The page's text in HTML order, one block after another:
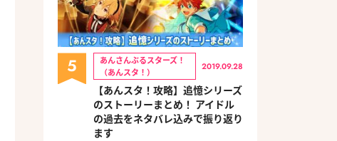
5
あんさんぶるスターズ！
（あんスタ！）
2019.09.28
【あんスタ！攻略】追憶シリーズ
のストーリーまとめ！ アイドル
の過去をネタバレ込みで振り返り
ます